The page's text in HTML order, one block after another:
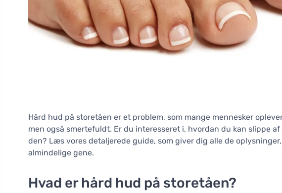
Hård hud på storetåen er et problem, som mange mennesker
men også smertefuldt. Er du interesseret i, hvordan du kan slippe
den? Læs vores detaljerede guide, som giver dig alle de
almindelige gene.
Hvad er hård hud på storetåen?